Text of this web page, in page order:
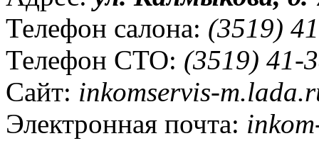
Телефон салона: (3519)
Телефон СТО: (3519) 41-
Сайт: inkomservis-
Электронная почта: